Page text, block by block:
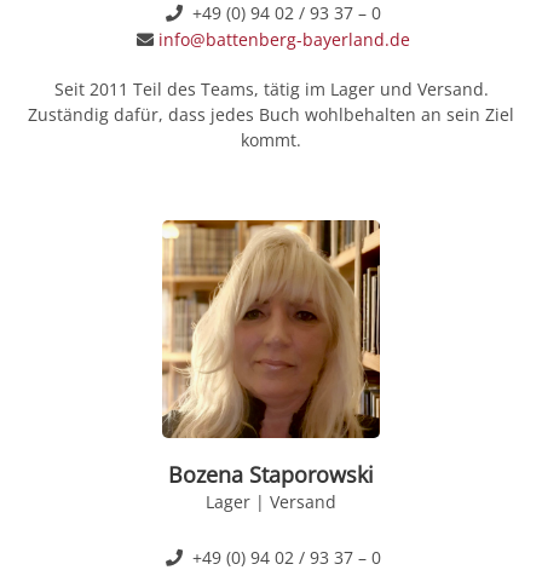
+49 (0) 94 02 / 93 37 – 0
info@battenberg-bayerland.de
Seit 2011 Teil des Teams, tätig im Lager und Versand.
Zuständig dafür, dass jedes Buch wohlbehalten an sein Ziel
kommt.
Bozena Staporowski
Lager | Versand
+49 (0) 94 02 / 93 37 – 0